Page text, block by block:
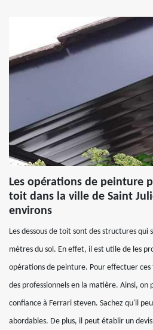
Les opérations de peinture
toit dans la ville de Saint
environs
Les dessous de toit sont des structures
mètres du sol. En effet, il est utile de les
opérations de peinture. Pour effectuer
des professionnels en la matière. Ainsi, on
confiance à Ferrari steven. Sachez qu'il
abordables. De plus, il peut établir un